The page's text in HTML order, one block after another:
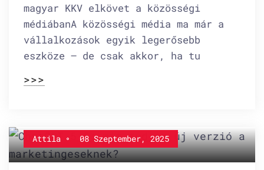
magyar KKV elkövet a közösségi
médiábanA közösségi média ma már a
vállalkozások egyik legerősebb
eszköze – de csak akkor, ha tu
>>>
Attila 08 Szeptember, 2025